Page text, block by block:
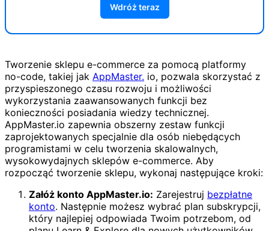
Wdróż teraz
Tworzenie sklepu e-commerce za pomocą platformy
no-code, takiej jak AppMaster. io, pozwala skorzystać z
przyspieszonego czasu rozwoju i możliwości
wykorzystania zaawansowanych funkcji bez
konieczności posiadania wiedzy technicznej.
AppMaster.io zapewnia obszerny zestaw funkcji
zaprojektowanych specjalnie dla osób niebędących
programistami w celu tworzenia skalowalnych,
wysokowydajnych sklepów e-commerce. Aby
rozpocząć tworzenie sklepu, wykonaj następujące kroki:
Załóż konto AppMaster.io: Zarejestruj bezpłatne
konto. Następnie możesz wybrać plan subskrypcji,
który najlepiej odpowiada Twoim potrzebom, od